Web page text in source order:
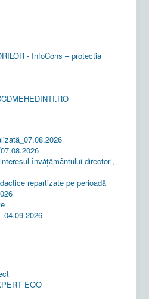
- InfoCons – protectia
învățământului directori,
repartizate pe perioadă
EOO